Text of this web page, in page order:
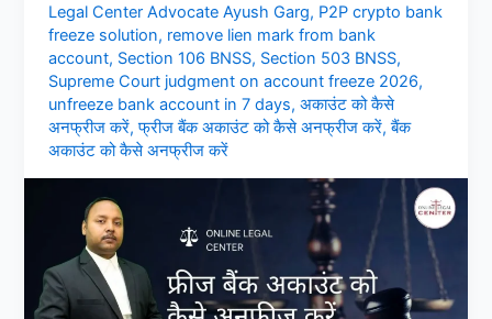
Legal Center Advocate Ayush Garg, P2P crypto bank
freeze solution, remove lien mark from bank
account, Section 106 BNSS, Section 503 BNSS,
Supreme Court judgment on account freeze 2026,
unfreeze bank account in 7 days,अकाउंट को कैसे
अनफ्रीज करें,फ्रीज बैंक अकाउंट को कैसे अनफ्रीज करें,बैंक
अकाउंट को कैसे अनफ्रीज करें